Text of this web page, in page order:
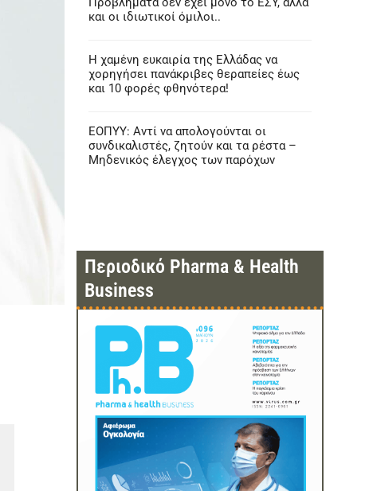
και οι ιδιωτικοί όμιλοι..
Η χαμένη ευκαιρία της Ελλάδας να
χορηγήσει πανάκριβες θεραπείες έως
και 10 φορές φθηνότερα!
ΕΟΠΥΥ: Αντί να απολογούνται οι
συνδικαλιστές, ζητούν και τα ρέστα –
Μηδενικός έλεγχος των παρόχων
Περιοδικό Pharma & Health
Business